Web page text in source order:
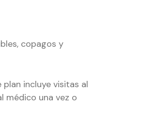
copagos y
incluye visitas al
médico una vez o